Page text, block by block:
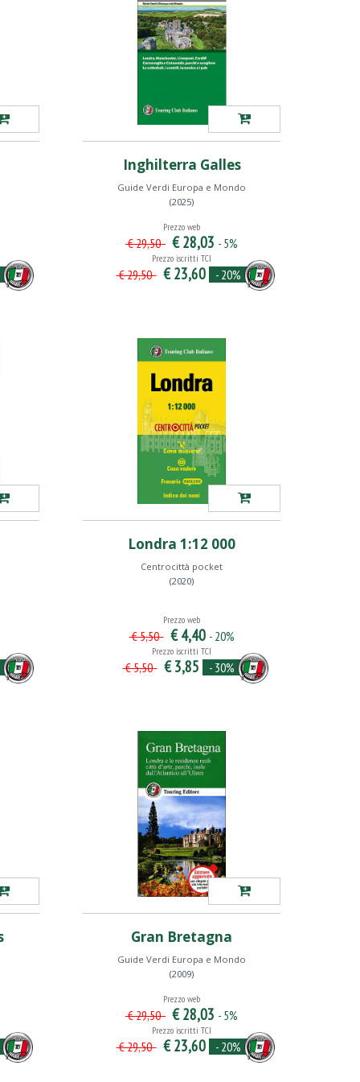
Inghilterra Galles
Guide Verdi Europa e Mondo
(2025)
Prezzo web
€ 29,50 € 28,03 - 5%
Prezzo iscritti TCI
€ 29,50 € 23,60 - 20%
Londra 1:12 000
Centrocittà pocket
(2020)
Prezzo web
€ 5,50 € 4,40 - 20%
Prezzo iscritti TCI
€ 5,50 € 3,85 - 30%
Gran Bretagna
Guide Verdi Europa e Mondo
(2009)
Prezzo web
€ 29,50 € 28,03 - 5%
Prezzo iscritti TCI
€ 29,50 € 23,60 - 20%